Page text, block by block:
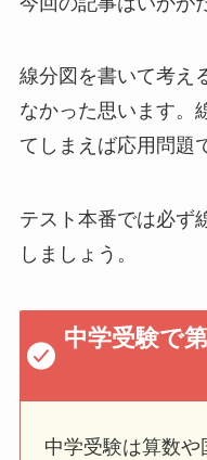
線分図を書いて考え
なかった思います。
てしまえば応用問題
テスト本番では必ず
しましょう。
中学受験で
中学受験は算数